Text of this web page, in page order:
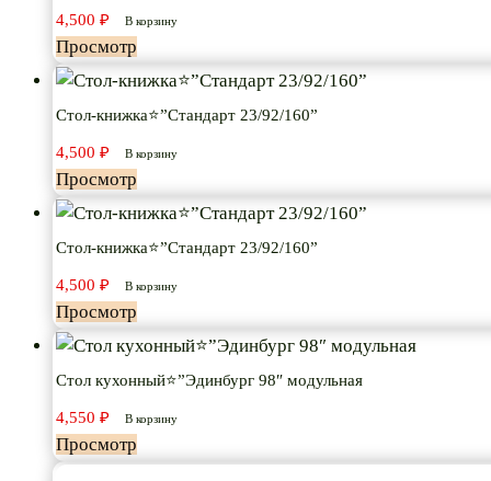
4,500 ₽ В корзину
Просмотр
Стол-книжка⭐”Стандарт 23/92/160”
4,500 ₽ В корзину
Просмотр
Стол-книжка⭐”Стандарт 23/92/160”
4,500 ₽ В корзину
Просмотр
Стол кухонный⭐”Эдинбург 98″ модульная
4,550 ₽ В корзину
Просмотр